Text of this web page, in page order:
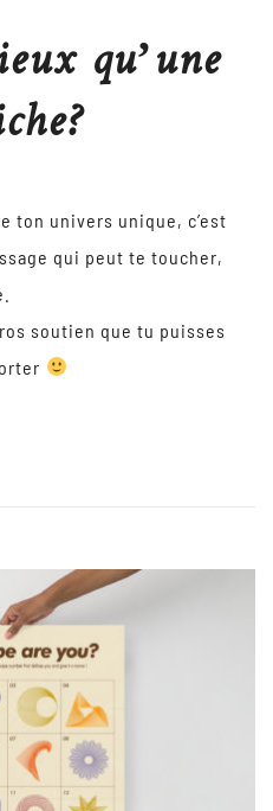
qu’une
ton univers unique, c’est
qui peut te toucher,
soutien que tu puisses